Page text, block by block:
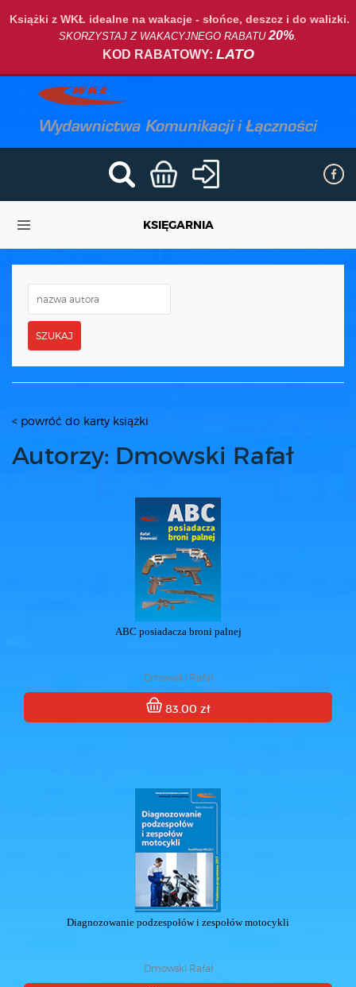
Książki z WKŁ idealne na wakacje - słońce, deszcz i do walizki.
SKORZYSTAJ Z WAKACYJNEGO RABATU20%.
KOD RABATOWY: LATO
KSIĘGARNIA
SZUKAJ
< powróć do karty książki
Autorzy: Dmowski Rafał
ABC posiadacza broni palnej
Dmowski Rafał
83.00 zł
Diagnozowanie podzespołów i zespołów motocykli
Dmowski Rafał